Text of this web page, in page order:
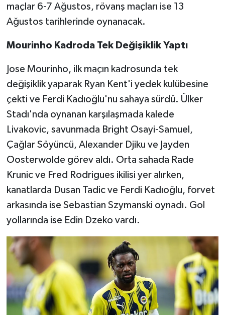
maçlar 6-7 Ağustos, rövanş maçları ise 13
Ağustos tarihlerinde oynanacak.
Mourinho Kadroda Tek Değişiklik Yaptı
Jose Mourinho, ilk maçın kadrosunda tek
değişiklik yaparak Ryan Kent'i yedek kulübesine
çekti ve Ferdi Kadıoğlu'nu sahaya sürdü. Ülker
Stadı'nda oynanan karşılaşmada kalede
Livakovic, savunmada Bright Osayi-Samuel,
Çağlar Söyüncü, Alexander Djiku ve Jayden
Oosterwolde görev aldı. Orta sahada Rade
Krunic ve Fred Rodrigues ikilisi yer alırken,
kanatlarda Dusan Tadic ve Ferdi Kadıoğlu, forvet
arkasında ise Sebastian Szymanski oynadı. Gol
yollarında ise Edin Dzeko vardı.